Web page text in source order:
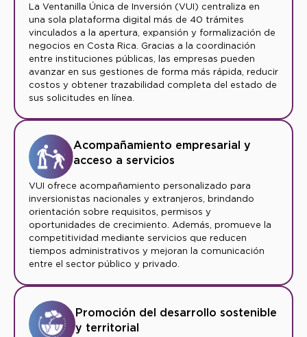
La Ventanilla Única de Inversión (VUI) centraliza en
una sola plataforma digital más de 40 trámites
vinculados a la apertura, expansión y formalización de
negocios en Costa Rica. Gracias a la coordinación
entre instituciones públicas, las empresas pueden
avanzar en sus gestiones de forma más rápida, reducir
costos y obtener trazabilidad completa del estado de
sus solicitudes en línea.
Acompañamiento empresarial y
acceso a servicios
VUI ofrece acompañamiento personalizado para
inversionistas nacionales y extranjeros, brindando
orientación sobre requisitos, permisos y
oportunidades de crecimiento. Además, promueve la
competitividad mediante servicios que reducen
tiempos administrativos y mejoran la comunicación
entre el sector público y privado.
Promoción del desarrollo sostenible
y territorial